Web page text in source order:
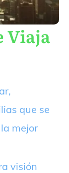
Viaja
que se
mejor
visión